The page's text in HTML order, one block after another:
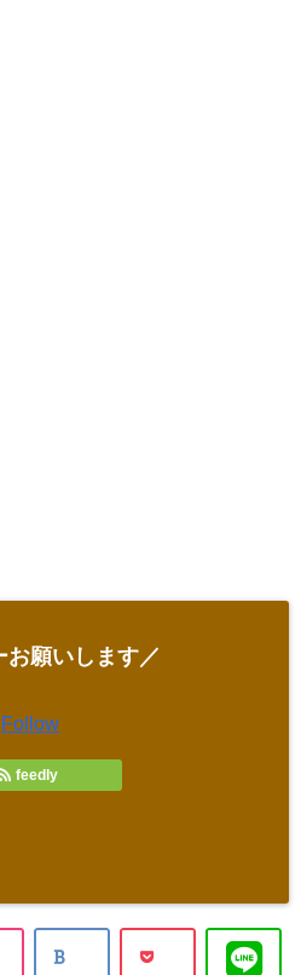
お願いします／
Follow
feedly